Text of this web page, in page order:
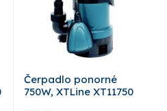
Čerpadlo ponorné
750W, XTLine XT11750